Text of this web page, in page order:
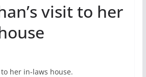
visit to her
her in-laws house.